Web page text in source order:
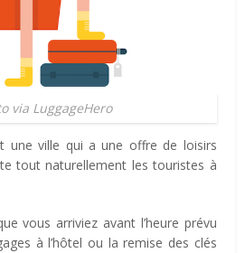
via LuggageHero
une ville qui a une offre de loisirs
tout naturellement les touristes à
vous arriviez avant l’heure prévu
à l’hôtel ou la remise des clés